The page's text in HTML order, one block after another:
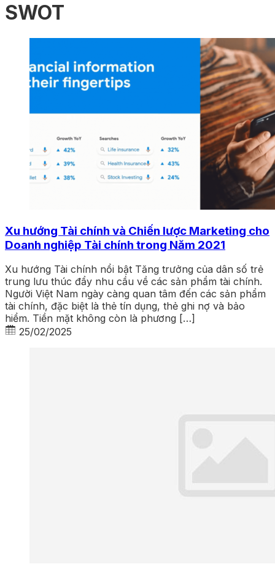
SWOT
Xu hướng Tài chính và Chiến lược Marketing cho
Doanh nghiệp Tài chính trong Năm 2021
Xu hướng Tài chính nổi bật Tăng trưởng của dân số trẻ
trung lưu thúc đẩy nhu cầu về các sản phẩm tài chính.
Người Việt Nam ngày càng quan tâm đến các sản phẩm
tài chính, đặc biệt là thẻ tín dụng, thẻ ghi nợ và bảo
hiểm. Tiền mặt không còn là phương […]
25/02/2025